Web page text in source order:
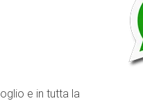
e in tutta la